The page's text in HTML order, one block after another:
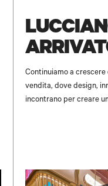
Continuiamo a
vendita, dove design,
incontrano per creare